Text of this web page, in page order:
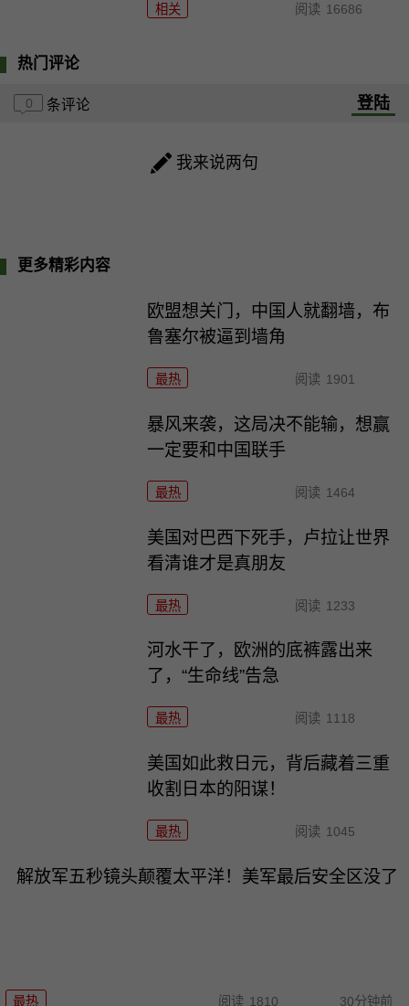
相关 阅读 16686
热门评论
0 条评论 登陆
我来说两句
更多精彩内容
欧盟想关门，中国人就翻墙，布
鲁塞尔被逼到墙角
最热 阅读 1901
暴风来袭，这局决不能输，想赢
一定要和中国联手
最热 阅读 1464
美国对巴西下死手，卢拉让世界
看清谁才是真朋友
最热 阅读 1233
河水干了，欧洲的底裤露出来
了，“生命线”告急
最热 阅读 1118
美国如此救日元，背后藏着三重
收割日本的阳谋！
最热 阅读 1045
解放军五秒镜头颠覆太平洋！美军最后安全区没了
最热 阅读 1810 30分钟前